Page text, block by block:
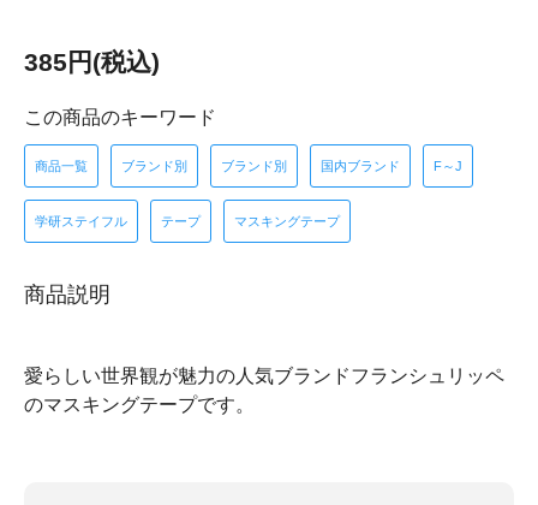
385円(税込)
この商品のキーワード
商品一覧 ブランド別 ブランド別 国内ブランド F～J
学研ステイフル テープ マスキングテープ
商品説明
愛らしい世界観が魅力の人気ブランドフランシュリッペ
のマスキングテープです。